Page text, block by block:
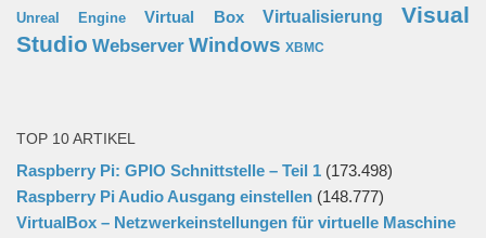
Unreal Engine
Virtual Box Virtualisierung
Visual
Studio Webserver Windows XBMC
TOP 10 ARTIKEL
Raspberry Pi: GPIO Schnittstelle – Teil 1 (173.498)
Raspberry Pi Audio Ausgang einstellen (148.777)
VirtualBox – Netzwerkeinstellungen für virtuelle Maschine